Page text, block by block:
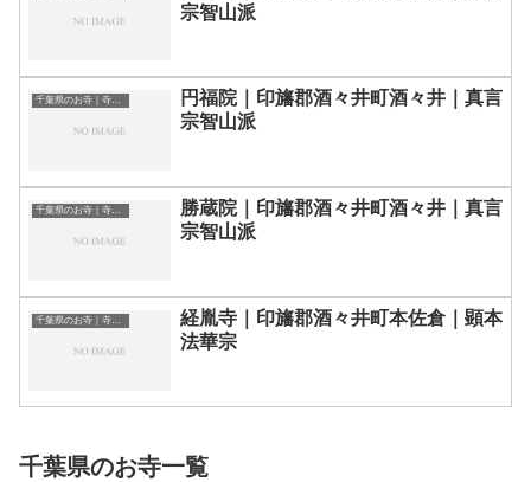
宗智山派
千葉県のお寺｜寺院一覧
円福院｜印旛郡酒々井町酒々井｜真言
宗智山派
千葉県のお寺｜寺院一覧
勝蔵院｜印旛郡酒々井町酒々井｜真言
宗智山派
千葉県のお寺｜寺院一覧
経胤寺｜印旛郡酒々井町本佐倉｜顕本
法華宗
千葉県のお寺一覧